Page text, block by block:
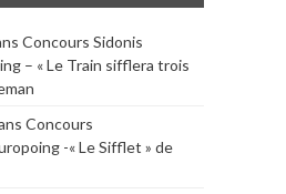
Concours Sidonis
– « Le Train sifflera trois
Concours
-« Le Sifflet » de